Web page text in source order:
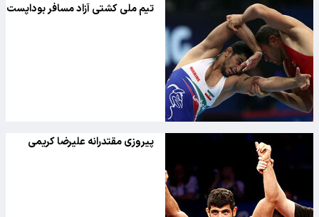
تیم ملی کشتی آزاد مسافر بوداپست
پیروزی مقتدرانه علیرضا کریمی